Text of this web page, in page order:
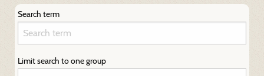
Search term
Limit search to one group